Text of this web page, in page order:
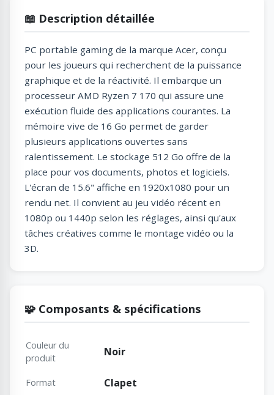
📖 Description détaillée
PC portable gaming de la marque Acer, conçu
pour les joueurs qui recherchent de la puissance
graphique et de la réactivité. Il embarque un
processeur AMD Ryzen 7 170 qui assure une
exécution fluide des applications courantes. La
mémoire vive de 16 Go permet de garder
plusieurs applications ouvertes sans
ralentissement. Le stockage 512 Go offre de la
place pour vos documents, photos et logiciels.
L'écran de 15.6" affiche en 1920x1080 pour un
rendu net. Il convient au jeu vidéo récent en
1080p ou 1440p selon les réglages, ainsi qu'aux
tâches créatives comme le montage vidéo ou la
3D.
🧩 Composants & spécifications
Couleur du
produit
Noir
Format Clapet